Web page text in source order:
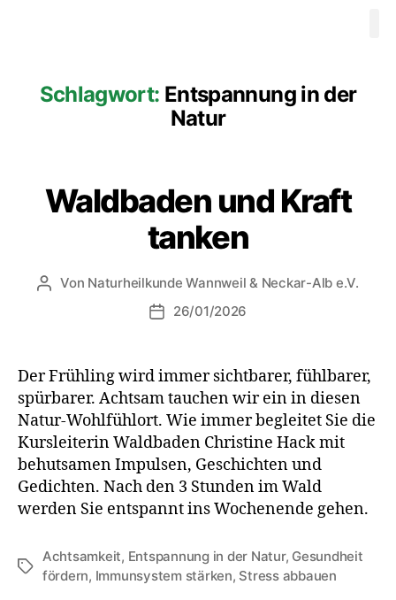
Schlagwort: Entspannung in der
Natur
Waldbaden und Kraft
tanken
Von Naturheilkunde Wannweil & Neckar-Alb e.V.
26/01/2026
Der Frühling wird immer sichtbarer, fühlbarer,
spürbarer. Achtsam tauchen wir ein in diesen
Natur-Wohlfühlort. Wie immer begleitet Sie die
Kursleiterin Waldbaden Christine Hack mit
behutsamen Impulsen, Geschichten und
Gedichten. Nach den 3 Stunden im Wald
werden Sie entspannt ins Wochenende gehen.
Achtsamkeit, Entspannung in der Natur, Gesundheit
fördern, Immunsystem stärken, Stress abbauen